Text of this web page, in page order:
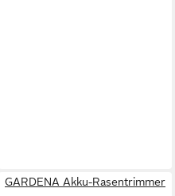
GARDENA Akku-Rasentrimmer